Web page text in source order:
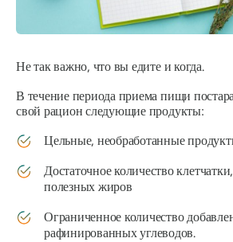
Не так важно, что вы едите и когда.
В течение периода приема пищи
свой рацион следующие продукты:
Цельные, необработанные
Достаточное количество
полезных жиров
Ограниченное количество
рафинированных углеводов.